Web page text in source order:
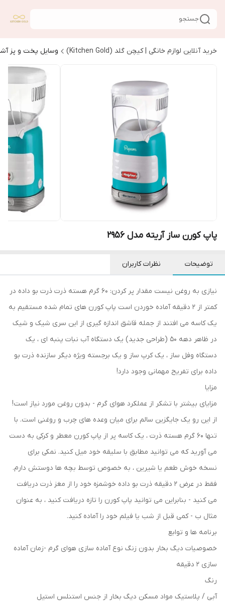
جستجو
خرید آنلاین لوازم خانگی | کیچن گلد (Kitchen Gold) وسایل پخت و پز
پاپ کورن ساز آریته مدل 2956
توضیحات نظرات کاربران
نیازی به روغن نیست مقدار پر کردن: 60 گرم هسته ذرت ذرت بو داده در
کمتر از 2 دقیقه آماده خوردن است پاپ کورن های تمام شده مستقیم به
یک کاسه می افتند از جمله قاشق اندازه گیری از این سری شیک و شیک
در ظاهر دهه 50 (طراحی جدید) یک دستگاه آب نبات پنبه ای ، یک
دستگاه وفل ساز ، یک کرپ ساز و یک برجسته ویژه دیگر سازنده ذرت بو
داده برای تفریح مهمانی وجود دارد!
مزایا
مزایای بیشتر با تشکر از عملکرد هوای گرم - بدون روغن مورد نیاز است!
از این رو یک جایگزین سالم برای میان وعده های چرب و روغنی است. با
تنها 60 گرم هسته ذرت ، یک کاسه پر از پاپ کورن معطر و کرکی به دست
می آورید که می توانید مطابق با سلیقه خود میل کنید. نمکی برای
نسخه خوش طعم یا شیرین ، به خصوص توسط بچه ها دوستش دارم.
فقط در عرض 2 دقیقه ذرت بو داده خوشمزه خود را از مغز ذرت دریافت
می کنید - بنابراین می توانید پاپ کورن را تازه دریافت کنید ، به عنوان
مثال ب - کمی قبل از شب یا فیلم خود را آماده کنید.
برنامه ها و توابع
خصوصیات دیگ بخار بدون زنگ نوع آماده سازی هوای گرم -زمان آماده
سازی 2 دقیقه
رنگ
آبی / پلاستیک مواد مسکن دیگ بخار از جنس استنلس استیل